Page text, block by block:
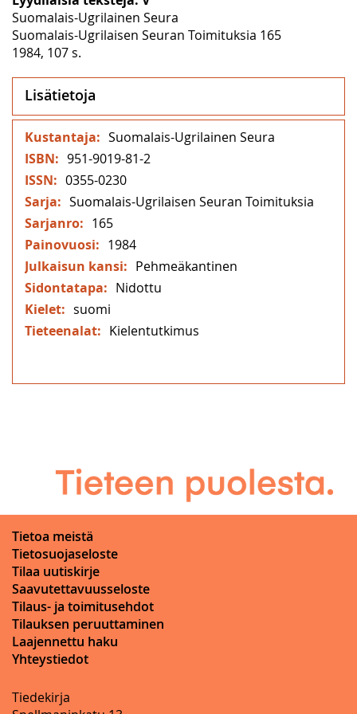
Suomalais-Ugrilainen Seura
Suomalais-Ugrilaisen Seuran Toimituksia 165
1984, 107 s.
Lisätietoja
Lisätietoja
Suomalais-Ugrilainen Seura
951-9019-81-2
0355-0230
Suomalais-Ugrilaisen Seuran Toimituksia
165
1984
Pehmeäkantinen
Nidottu
suomi
Kielentutkimus
Tietoa meistä
Tietosuojaseloste
Tilaa uutiskirje
Saavutettavuusseloste
Tilaus- ja toimitusehdot
Tilauksen peruuttaminen
Laajennettu haku
Yhteystiedot
Tiedekirja